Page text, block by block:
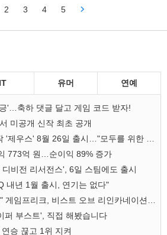
2 3 4 5
IT 유머 연예
'…축하 댓글 달고 게임 코드 받자!
미공개 신작 최초 공개
773억 원…순이익 89% 증가
비전 리서전스', 6일 스팀에도 출시
내년 1월 출시, 연기는 없다"
퍼 부스트', 직접 해봤습니다
승 끊고 1위 지켜